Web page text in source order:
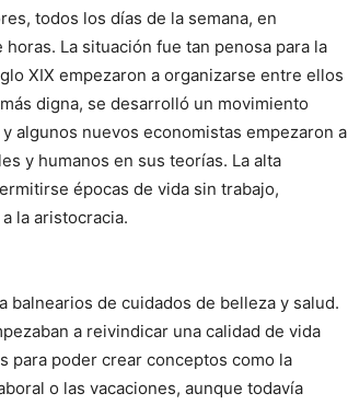
todos los días de la semana, en
La situación fue tan penosa para la
XIX empezaron a organizarse entre ellos
digna, se desarrolló un movimiento
algunos nuevos economistas empezaron a
y humanos en sus teorías. La alta
épocas de vida sin trabajo,
la aristocracia.
balnearios de cuidados de belleza y salud.
a reivindicar una calidad de vida
para poder crear conceptos como la
o las vacaciones, aunque todavía